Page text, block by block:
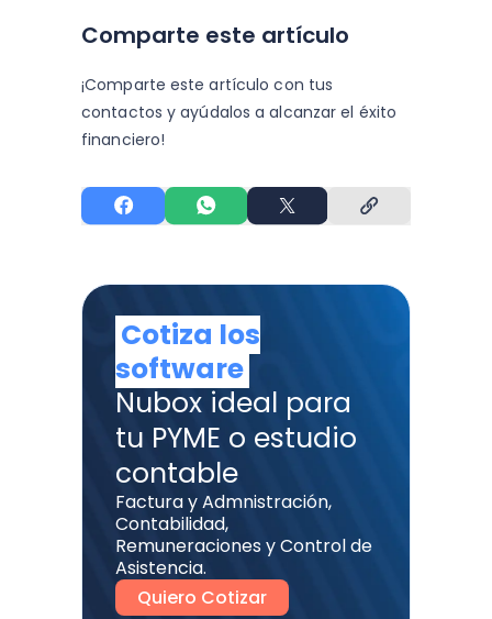
Comparte este artículo
¡Comparte este artículo con tus
contactos y ayúdalos a alcanzar el éxito
financiero!
Cotiza los
software
Nubox ideal para
tu PYME o estudio
contable
Factura y Admnistración,
Contabilidad,
Remuneraciones y Control de
Asistencia.
Quiero Cotizar